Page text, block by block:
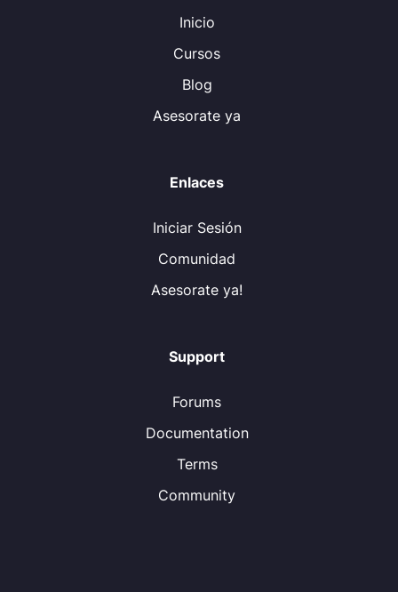
Inicio
Cursos
Blog
Asesorate ya
Enlaces
Iniciar Sesión
Comunidad
Asesorate ya!
Support
Forums
Documentation
Terms
Community